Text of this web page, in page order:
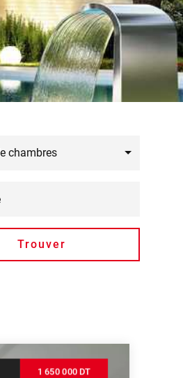
chambres
Trouver
1 650 000 DT